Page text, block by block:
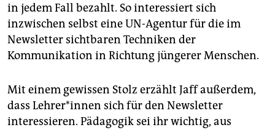
in jedem Fall bezahlt. So interessiert sich
inzwischen selbst eine UN-Agentur für die im
Newsletter sichtbaren Techniken der
Kommunikation in Richtung jüngerer Menschen.
Mit einem gewissen Stolz erzählt Jaff außerdem,
dass Lehrer*innen sich für den Newsletter
interessieren. Pädagogik sei ihr wichtig, aus